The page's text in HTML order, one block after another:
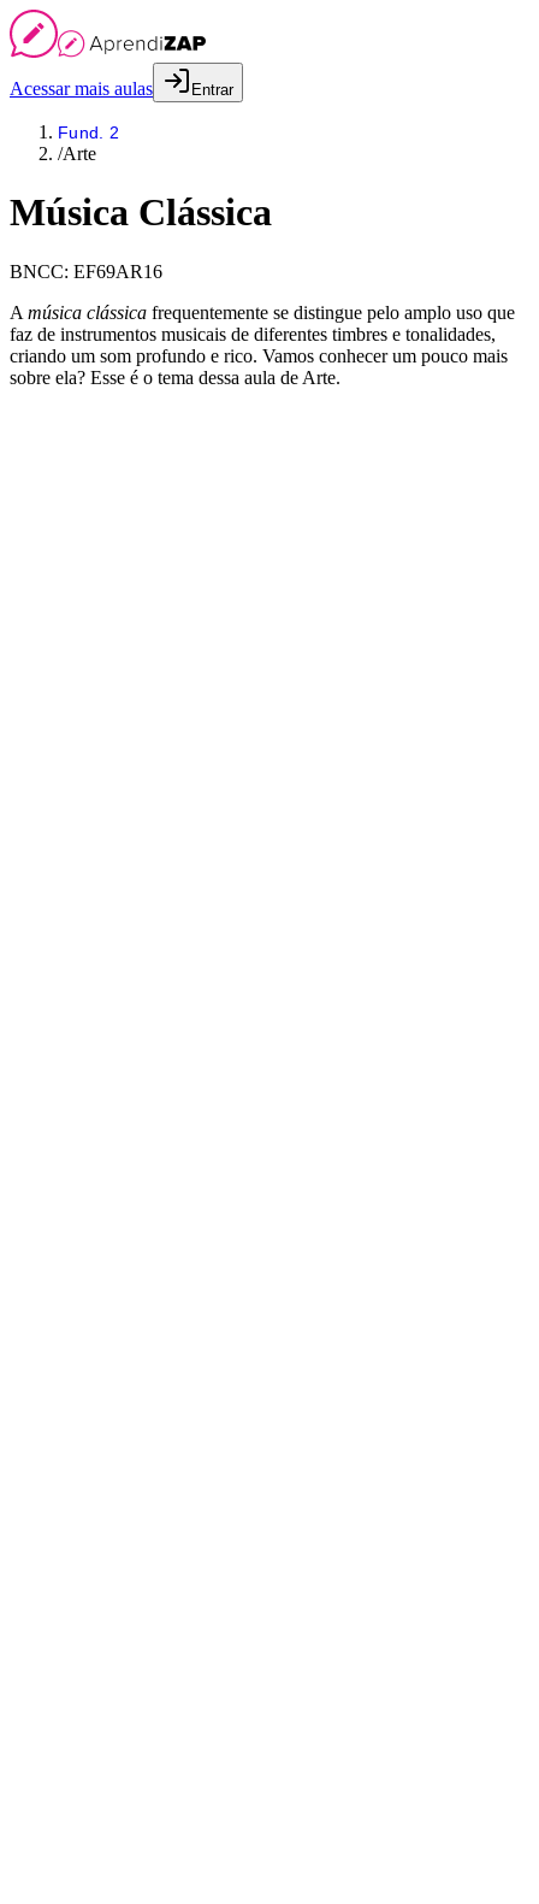
Acessar mais aulas Entrar
Fund. 2
/Arte
Música Clássica
BNCC: EF69AR16
A música clássica frequentemente se distingue pelo amplo uso que
faz de instrumentos musicais de diferentes timbres e tonalidades,
criando um som profundo e rico. Vamos conhecer um pouco mais
sobre ela? Esse é o tema dessa aula de Arte.